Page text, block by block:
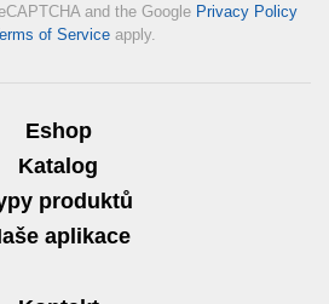
and the Google Privacy Policy
of Service apply.
Eshop
Katalog
produktů
aplikace